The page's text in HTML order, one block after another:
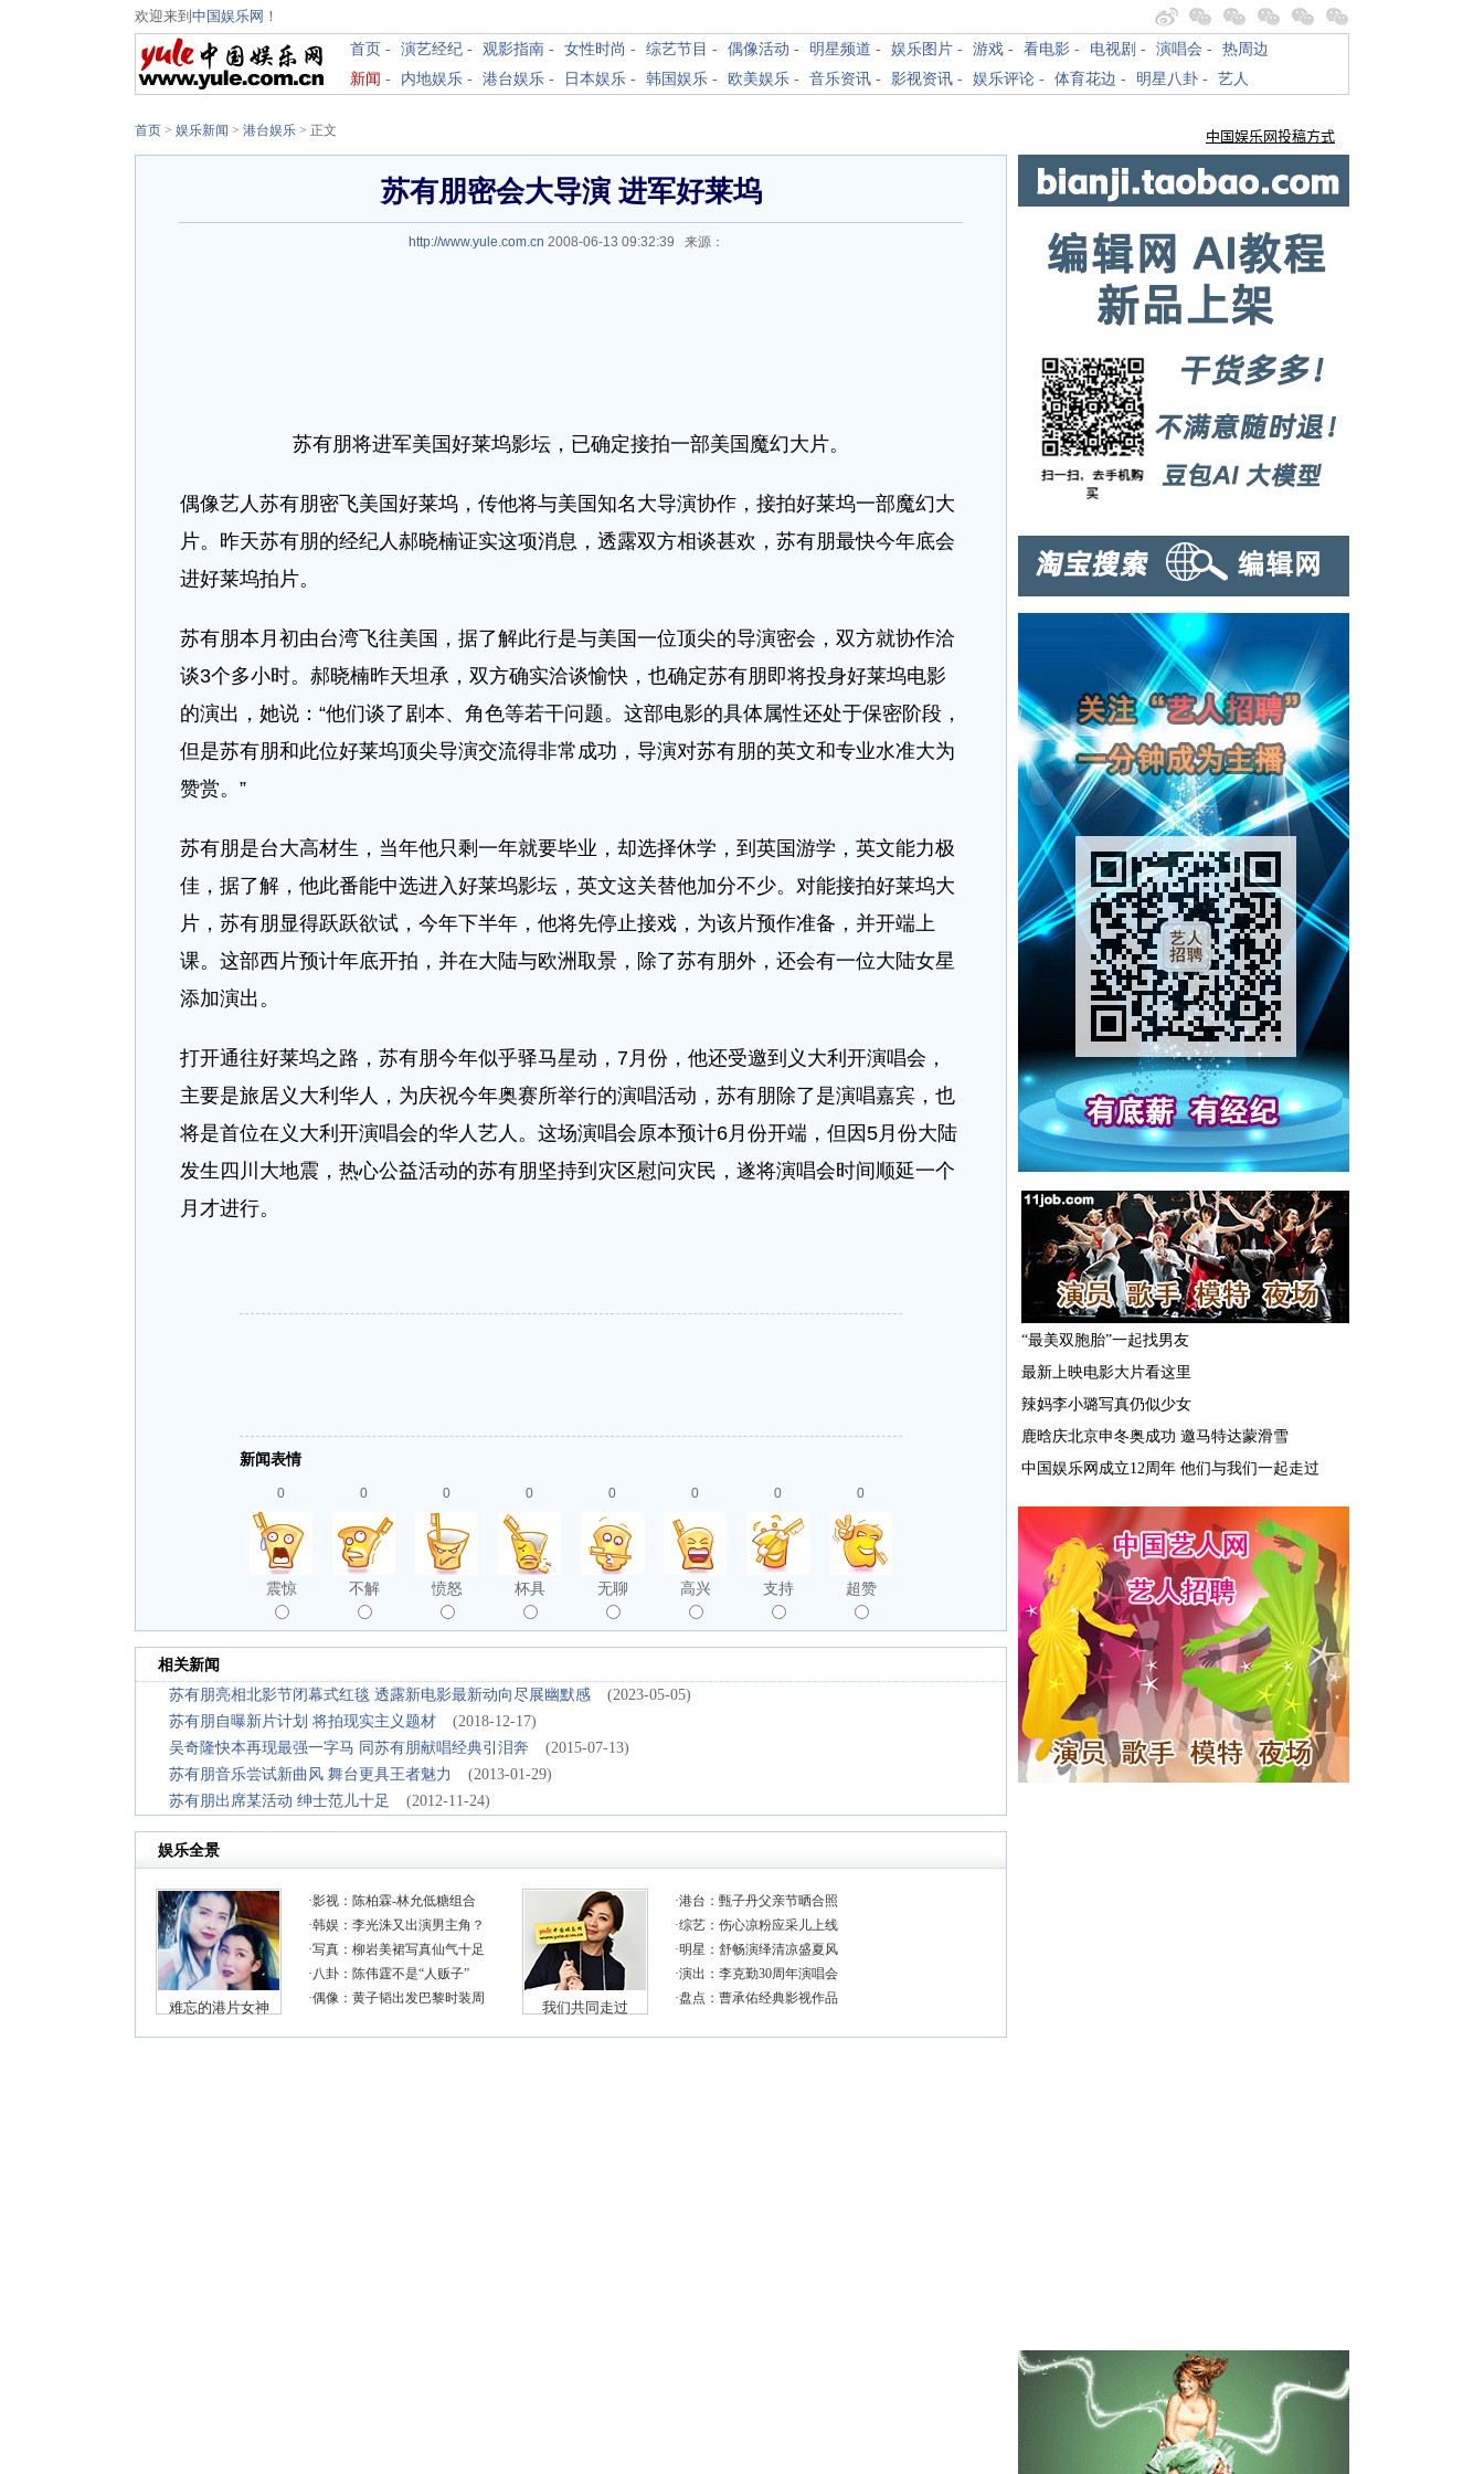
欢迎来到 中国娱乐网 ！
首页 - 演艺经纪 - 观影指南 - 女性时尚 - 综艺节目 - 偶像活动 - 明星频道 - 娱乐图片 - 游戏 - 看电影 - 电视剧 - 演唱会 - 热周边
新闻 - 内地娱乐 - 港台娱乐 - 日本娱乐 - 韩国娱乐 - 欧美娱乐 - 音乐资讯 - 影视资讯 - 娱乐评论 - 体育花边 - 明星八卦 - 艺人
首页 > 娱乐新闻 > 港台娱乐 > 正文
苏有朋密会大导演 进军好莱坞
http://www.yule.com.cn 2008-06-13 09:32:39 来源：
苏有朋将进军美国好莱坞影坛，已确定接拍一部美国魔幻大片。
偶像艺人苏有朋密飞美国好莱坞，传他将与美国知名大导演协作，接拍好莱坞一部魔幻大
片。昨天苏有朋的经纪人郝晓楠证实这项消息，透露双方相谈甚欢，苏有朋最快今年底会
进好莱坞拍片。
苏有朋本月初由台湾飞往美国，据了解此行是与美国一位顶尖的导演密会，双方就协作洽
谈3个多小时。郝晓楠昨天坦承，双方确实洽谈愉快，也确定苏有朋即将投身好莱坞电影
的演出，她说：“他们谈了剧本、角色等若干问题。这部电影的具体属性还处于保密阶段，
但是苏有朋和此位好莱坞顶尖导演交流得非常成功，导演对苏有朋的英文和专业水准大为
赞赏。”
苏有朋是台大高材生，当年他只剩一年就要毕业，却选择休学，到英国游学，英文能力极
佳，据了解，他此番能中选进入好莱坞影坛，英文这关替他加分不少。对能接拍好莱坞大
片，苏有朋显得跃跃欲试，今年下半年，他将先停止接戏，为该片预作准备，并开端上
课。这部西片预计年底开拍，并在大陆与欧洲取景，除了苏有朋外，还会有一位大陆女星
添加演出。
打开通往好莱坞之路，苏有朋今年似乎驿马星动，7月份，他还受邀到义大利开演唱会，
主要是旅居义大利华人，为庆祝今年奥赛所举行的演唱活动，苏有朋除了是演唱嘉宾，也
将是首位在义大利开演唱会的华人艺人。这场演唱会原本预计6月份开端，但因5月份大陆
发生四川大地震，热心公益活动的苏有朋坚持到灾区慰问灾民，遂将演唱会时间顺延一个
月才进行。
新闻表情
0
震惊
0
不解
0
愤怒
0
杯具
0
无聊
0
高兴
0
支持
0
超赞
相关新闻
苏有朋亮相北影节闭幕式红毯 透露新电影最新动向尽展幽默感
(2023-05-05)
苏有朋自曝新片计划 将拍现实主义题材
(2018-12-17)
吴奇隆快本再现最强一字马 同苏有朋献唱经典引泪奔
(2015-07-13)
苏有朋音乐尝试新曲风 舞台更具王者魅力
(2013-01-29)
苏有朋出席某活动 绅士范儿十足
(2012-11-24)